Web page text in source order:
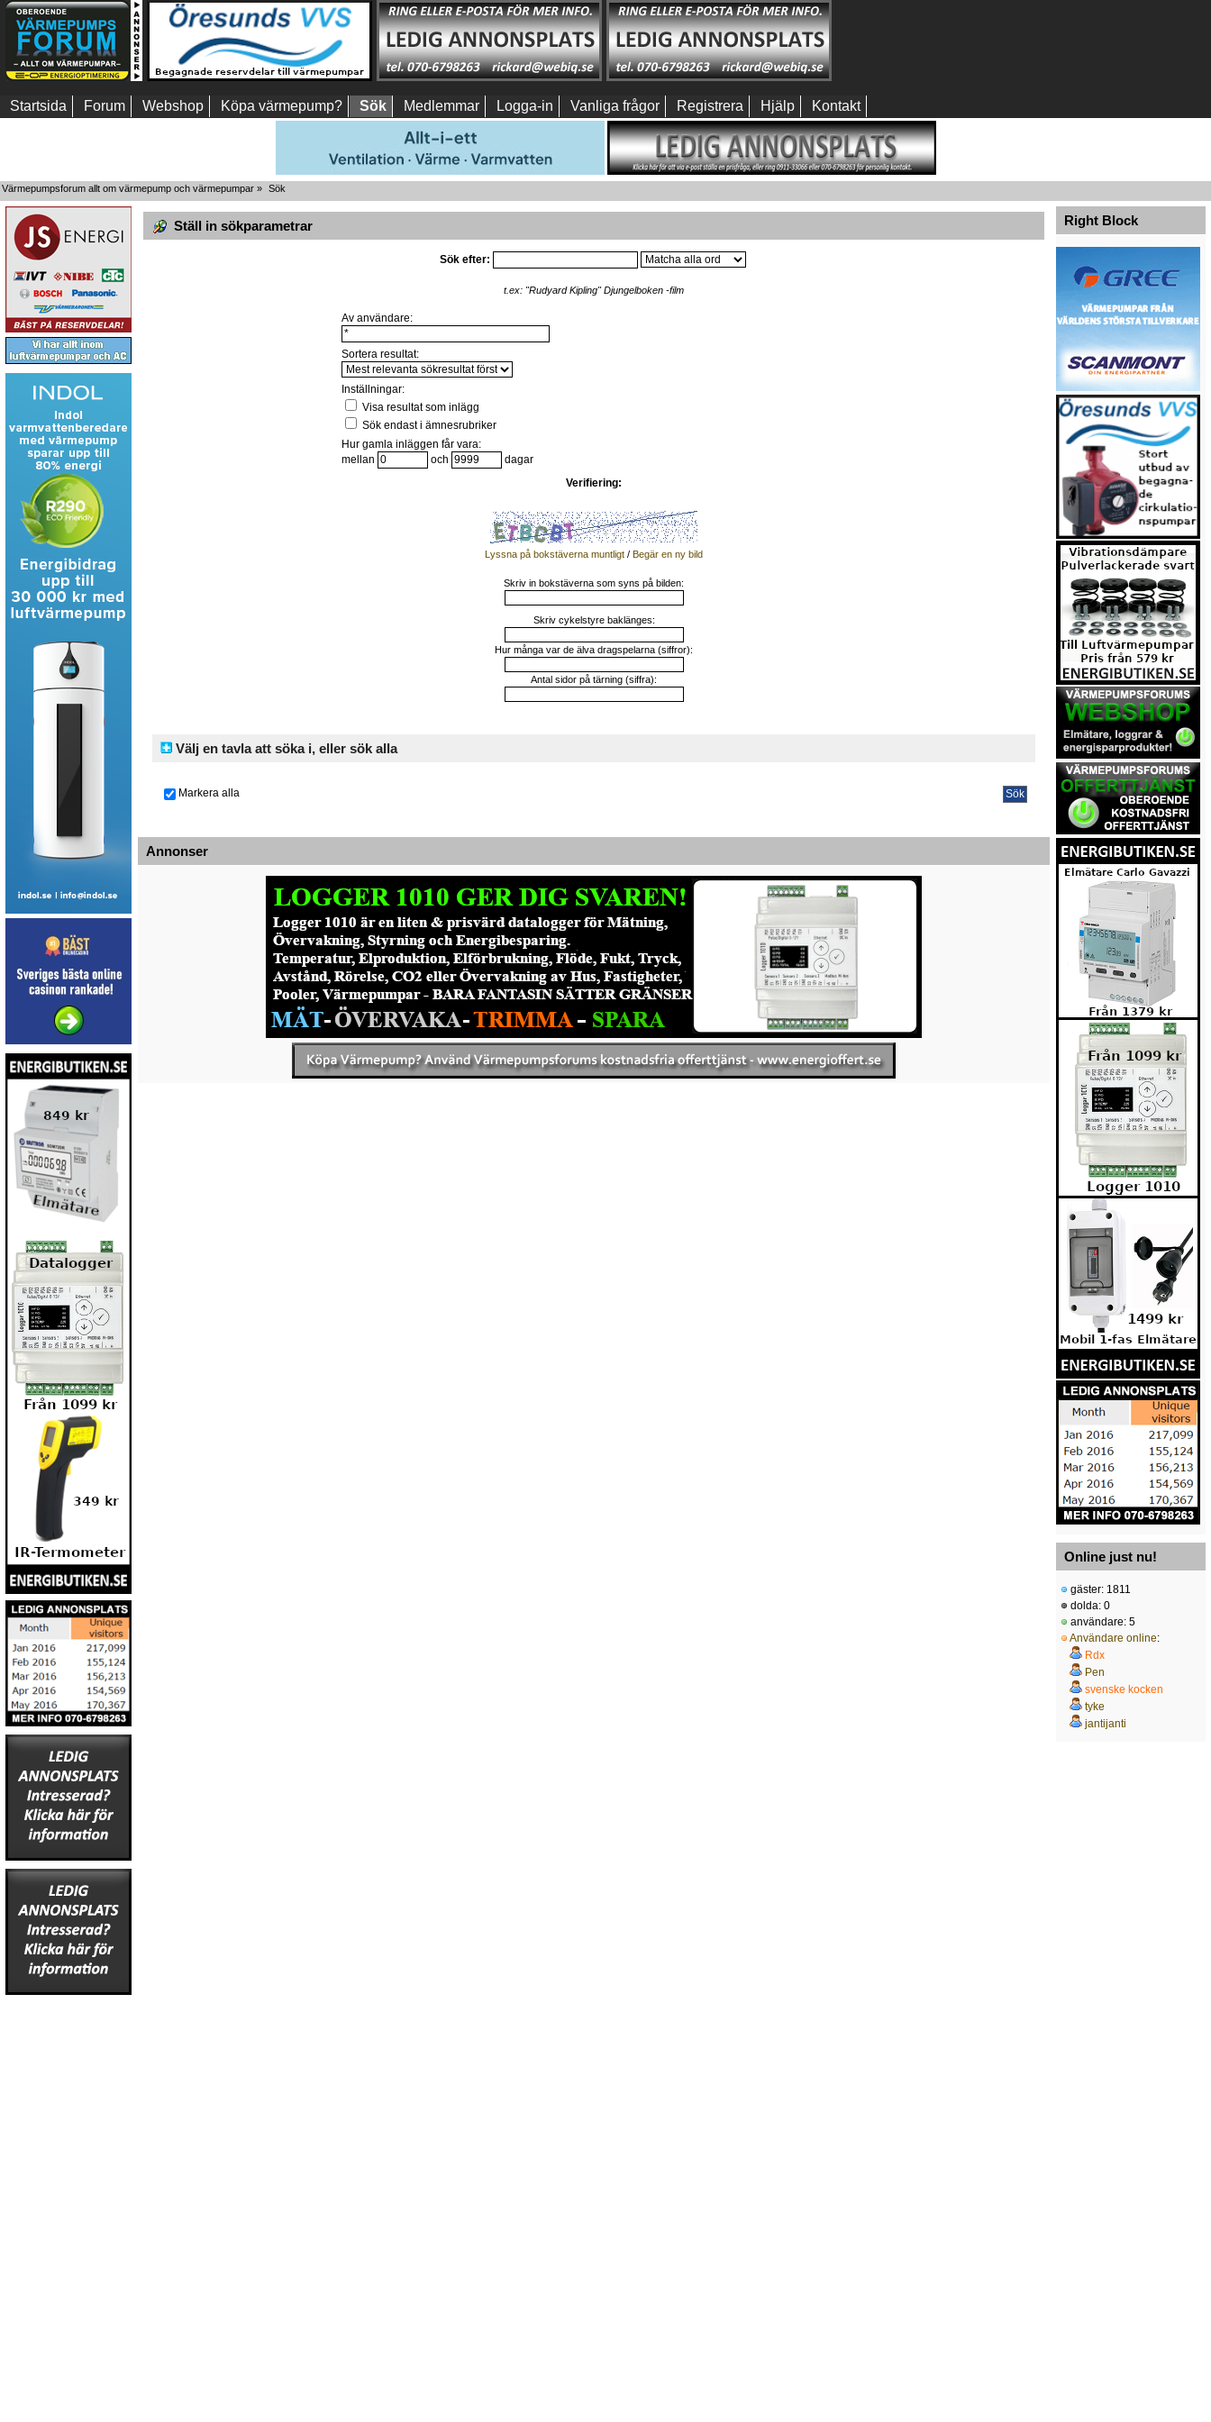
Startsida Forum Webshop Köpa värmepump? Sök Medlemmar Logga-in Vanliga frågor Registrera Hjälp Kontakt
Värmepumpsforum allt om värmepump och värmepumpar » Sök
Ställ in sökparametrar
Sök efter:
t.ex: "Rudyard Kipling" Djungelboken -film
Av användare:
Sortera resultat:
Inställningar:
Visa resultat som inlägg
Sök endast i ämnesrubriker
Hur gamla inläggen får vara:
mellan
och
dagar
Verifiering:
Lyssna på bokstäverna muntligt / Begär en ny bild
Skriv in bokstäverna som syns på bilden:
Skriv cykelstyre baklänges:
Hur många var de älva dragspelarna (siffror):
Antal sidor på tärning (siffra):
Välj en tavla att söka i, eller sök alla
Markera alla
Annonser
Right Block
Online just nu!
gäster: 1811
dolda: 0
användare: 5
Användare online:
Rdx
Pen
svenske kocken
tyke
jantijanti